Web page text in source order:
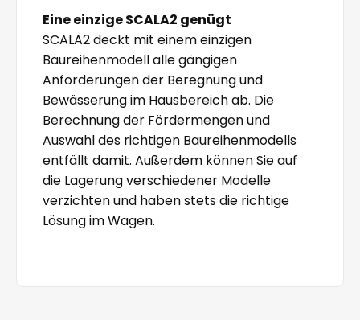
Eine einzige SCALA2 genügt
SCALA2 deckt mit einem einzigen
Baureihenmodell alle gängigen
Anforderungen der Beregnung und
Bewässerung im Hausbereich ab. Die
Berechnung der Fördermengen und
Auswahl des richtigen Baureihenmodells
entfällt damit. Außerdem können Sie auf
die Lagerung verschiedener Modelle
verzichten und haben stets die richtige
Lösung im Wagen.